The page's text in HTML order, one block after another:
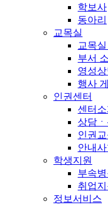
학보사
동아리
교목실
교목
부서
영성
행사
인권센터
센터
상담ㆍ
인권
안내
학생지원
부속
취업
정보서비스